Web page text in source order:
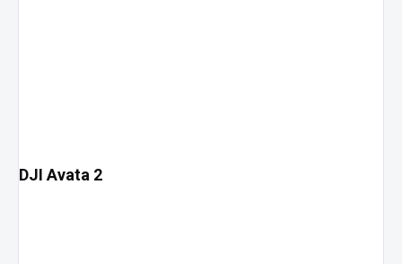
DJI Avata 2